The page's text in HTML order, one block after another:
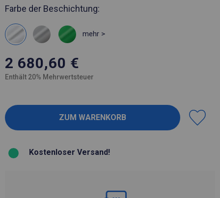
Farbe der Beschichtung:
mehr >
2 680,60 €
Enthält 20% Mehrwertsteuer
Kostenloser Versand!